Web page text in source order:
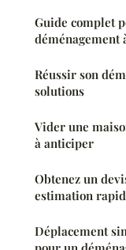
Guide complet
déménagement
Réussir son
solutions
Vider une
à anticiper
Obtenez un
estimation
Déplacement